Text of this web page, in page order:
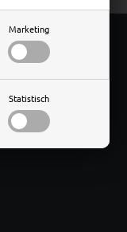
Marketing
Statistisch